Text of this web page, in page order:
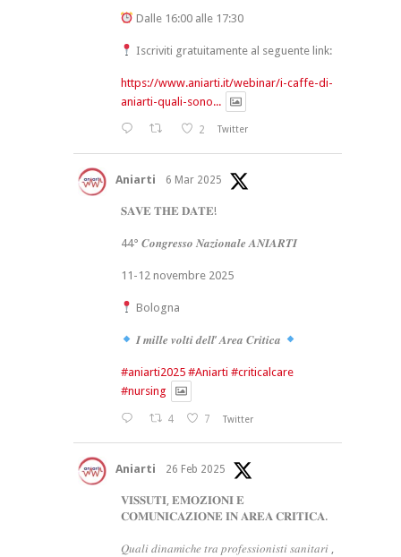
Dalle 16:00 alle 17:30
Iscriviti gratuitamente al seguente link:
https://www.aniarti.it/webinar/i-caffe-di-
aniarti-quali-sono...
2 Twitter
Aniarti 6 Mar 2025
𝐒𝐀𝐕𝐄 𝐓𝐇𝐄 𝐃𝐀𝐓𝐄!
44° 𝑪𝒐𝒏𝒈𝒓𝒆𝒔𝒔𝒐 𝑵𝒂𝒛𝒊𝒐𝒏𝒂𝒍𝒆 𝑨𝑵𝑰𝑨𝑹𝑻𝑰
11-12 novembre 2025
Bologna
𝑰 𝒎𝒊𝒍𝒍𝒆 𝒗𝒐𝒍𝒕𝒊 𝒅𝒆𝒍𝒍’ 𝑨𝒓𝒆𝒂 𝑪𝒓𝒊𝒕𝒊𝒄𝒂
#aniarti2025 #Aniarti #criticalcare
#nursing
4 7 Twitter
Aniarti 26 Feb 2025
𝐕𝐈𝐒𝐒𝐔𝐓𝐈, 𝐄𝐌𝐎𝐙𝐈𝐎𝐍𝐈 𝐄
𝐂𝐎𝐌𝐔𝐍𝐈𝐂𝐀𝐙𝐈𝐎𝐍𝐄 𝐈𝐍 𝐀𝐑𝐄𝐀 𝐂𝐑𝐈𝐓𝐈𝐂𝐀.
𝑄𝑢𝑎𝑙𝑖 𝑑𝑖𝑛𝑎𝑚𝑖𝑐ℎ𝑒 𝑡𝑟𝑎 𝑝𝑟𝑜𝑓𝑒𝑠𝑠𝑖𝑜𝑛𝑖𝑠𝑡𝑖 𝑠𝑎𝑛𝑖𝑡𝑎𝑟𝑖 ,